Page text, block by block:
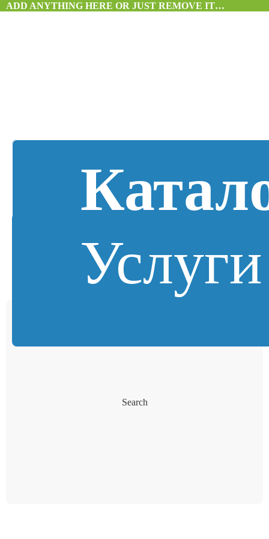
ADD ANYTHING HERE OR JUST REMOVE IT…
Услуги
Search